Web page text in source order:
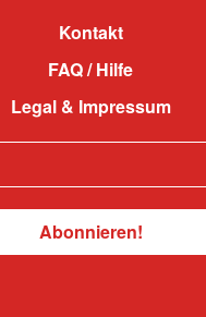
Kontakt
FAQ / Hilfe
Legal & Impressum